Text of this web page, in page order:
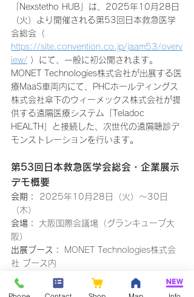
「Nexstetho HUB」は、2025年10月28日
（火）より開催される第53回日本救急医学
会総会（
https://site.convention.co.jp/jaam53/overv
iew/ ）にて、一般に初公開されます。
MONET Technologies株式会社が出展する医
療MaaS車両内にて、PHCホールディングス
株式会社傘下のウィーメックス株式会社が提
供する遠隔医療システム「Teladoc
HEALTH」と接続した、次世代の遠隔聴診デ
モンストレーションを行います。
第53回日本救急医学会総会・企業展示
デモ概要
会期：
2025年10月28日（火）～30日
（木）
会場：
大阪国際会議場（グランキューブ大
阪）
出展ブース：
MONET Technologies株式会
社 ブース内
展示内容：
医療MaaS車両にウィーメックス
株式会社が提供する遠隔医療システム